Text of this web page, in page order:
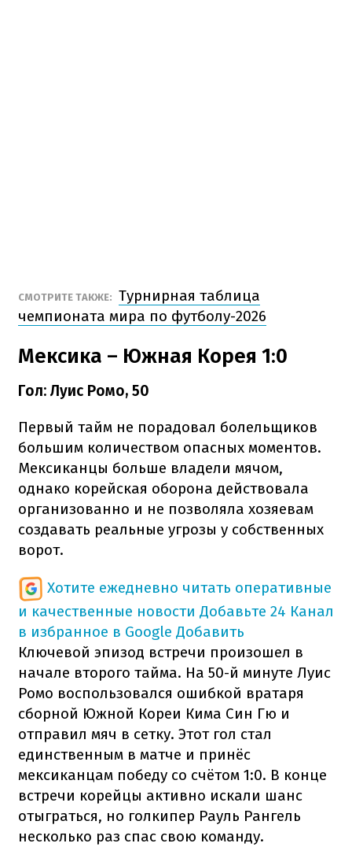
СМОТРИТЕ ТАКЖЕ: Турнирная таблица
чемпионата мира по футболу-2026
Мексика – Южная Корея 1:0
Гол: Луис Ромо, 50
Первый тайм не порадовал болельщиков
большим количеством опасных моментов.
Мексиканцы больше владели мячом,
однако корейская оборона действовала
организованно и не позволяла хозяевам
создавать реальные угрозы у собственных
ворот.
Хотите ежедневно читать оперативные
и качественные новости Добавьте 24 Канал
в избранное в Google Добавить
Ключевой эпизод встречи произошел в
начале второго тайма. На 50-й минуте Луис
Ромо воспользовался ошибкой вратаря
сборной Южной Кореи Кима Син Гю и
отправил мяч в сетку. Этот гол стал
единственным в матче и принёс
мексиканцам победу со счётом 1:0. В конце
встречи корейцы активно искали шанс
отыграться, но голкипер Рауль Рангель
несколько раз спас свою команду.